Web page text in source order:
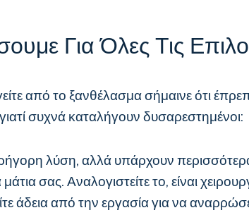
Για Όλες Τις
από το ξανθέλασμα σήμαινε ότι
συχνά καταλήγουν δυσαρεστημένοι:
λύση, αλλά υπάρχουν
σας. Αναλογιστείτε το, είναι
άδεια από την εργασία για να